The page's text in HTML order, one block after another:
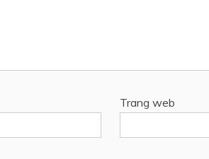
Trang web